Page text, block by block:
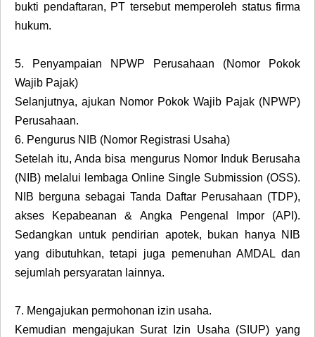
bukti pendaftaran, PT tersebut memperoleh status firma
hukum.
5.
Penyampaian NPWP Perusahaan (Nomor Pokok
Wajib Pajak)
Selanjutnya, ajukan Nomor Pokok Wajib Pajak (NPWP)
Perusahaan.
6. Pengurus NIB (Nomor Registrasi Usaha)
Setelah itu, Anda bisa mengurus Nomor Induk Berusaha
(NIB) melalui lembaga Online Single Submission (OSS).
NIB berguna sebagai Tanda Daftar Perusahaan (TDP),
akses Kepabeanan & Angka Pengenal Impor (API).
Sedangkan untuk pendirian apotek, bukan hanya NIB
yang dibutuhkan, tetapi juga pemenuhan AMDAL dan
sejumlah persyaratan lainnya.
7. Mengajukan permohonan izin usaha.
Kemudian mengajukan Surat Izin Usaha (SIUP) yang